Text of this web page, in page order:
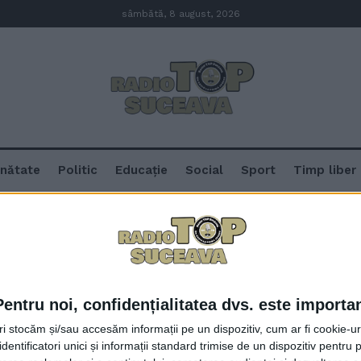
noi, confidențialitatea dvs. este
stocăm și/sau accesăm informații pe un dispozitiv, cum ar fi cookie-
unici și informații standard trimise de un dispozitiv pentru
sâmbătă, 8 august, 2026
Politic Educație Social Sport Timp liber
pentru Tineret ”Grigore Vasiliu Birlic”
de Teatru pentru Tineret
120 de actori, 10 interpreți de
voluntari, la Festivalul